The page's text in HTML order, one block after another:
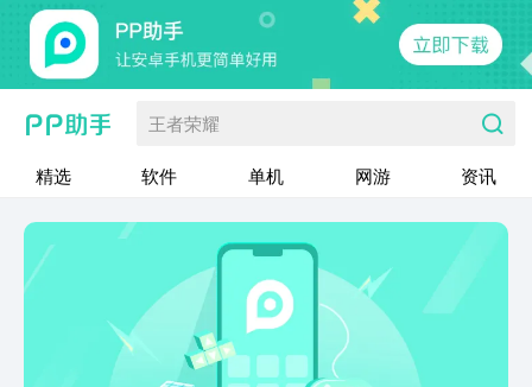
王者荣耀
精选 软件 单机 网游 资讯